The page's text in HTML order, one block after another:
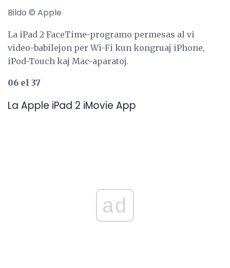
Bildo © Apple
La iPad 2 FaceTime-programo permesas al vi
video-babilejon per Wi-Fi kun kongruaj iPhone,
iPod-Touch kaj Mac-aparatoj.
06 el 37
La Apple iPad 2 iMovie App
ad